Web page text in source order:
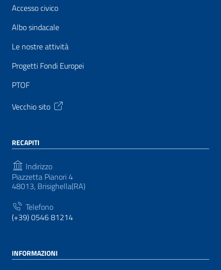
Accesso civico
Albo sindacale
Le nostre attività
Progetti Fondi Europei
PTOF
Vecchio sito
RECAPITI
Indirizzo
Piazzetta Pianori 4
48013, Brisighella(RA)
Telefono
(+39) 0546 81214
INFORMAZIONI